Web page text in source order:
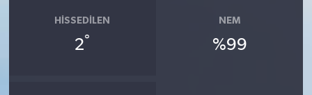
HISSEDILEN
2°
NEM
%99